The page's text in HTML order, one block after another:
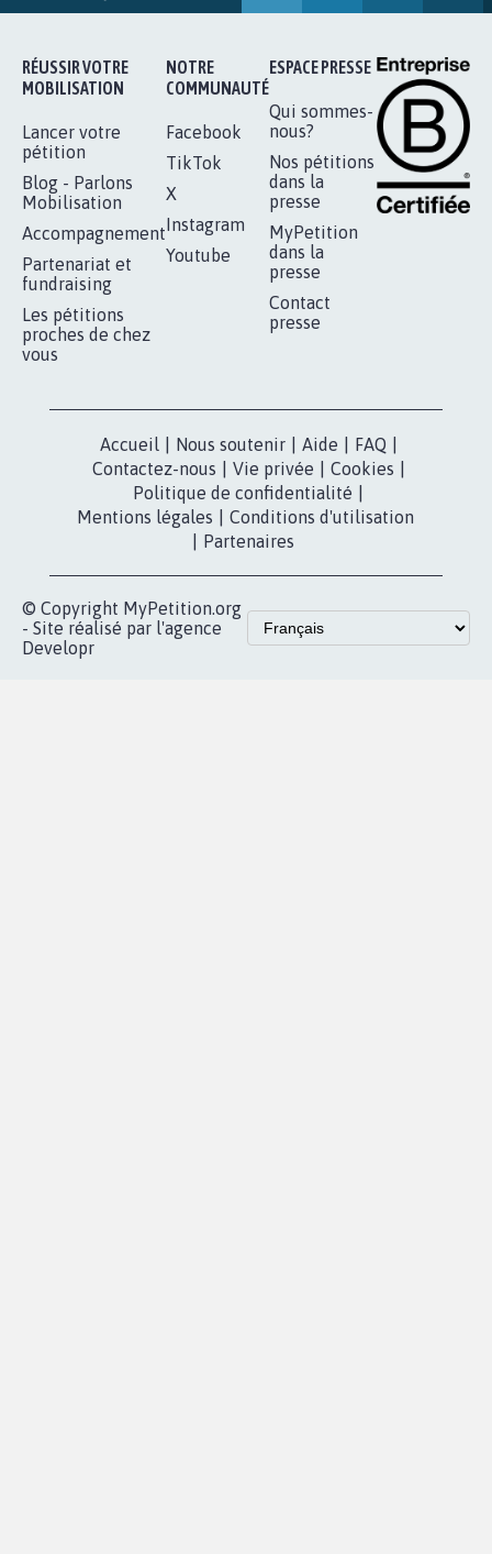
RÉUSSIR VOTRE
MOBILISATION
Lancer votre
pétition
Blog - Parlons
Mobilisation
Accompagnement
Partenariat et
fundraising
Les pétitions
proches de chez
vous
NOTRE
COMMUNAUTÉ
Facebook
TikTok
X
Instagram
Youtube
ESPACE PRESSE
Qui sommes-
nous?
Nos pétitions
dans la
presse
MyPetition
dans la
presse
Contact
presse
Accueil Nous soutenir Aide FAQ
Contactez-nous
Vie privée Cookies
Politique de confidentialité
Mentions légales
Conditions d'utilisation
Partenaires
© Copyright MyPetition.org
- Site réalisé par l'agence
Developr